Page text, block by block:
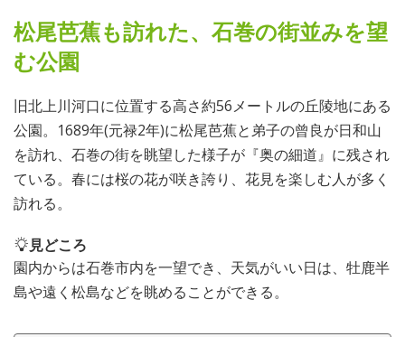
松尾芭蕉も訪れた、石巻の街並みを望
む公園
旧北上川河口に位置する高さ約56メートルの丘陵地にある
公園。1689年(元禄2年)に松尾芭蕉と弟子の曾良が日和山
を訪れ、石巻の街を眺望した様子が『奥の細道』に残され
ている。春には桜の花が咲き誇り、花見を楽しむ人が多く
訪れる。
見どころ
園内からは石巻市内を一望でき、天気がいい日は、牡鹿半
島や遠く松島などを眺めることができる。